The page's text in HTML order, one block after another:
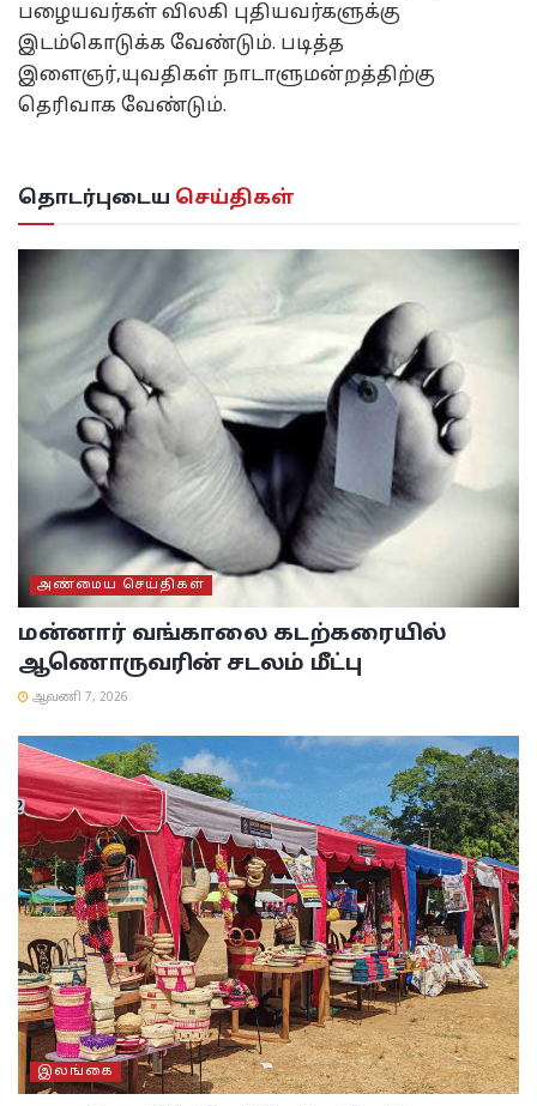
பழையவர்கள் விலகி புதியவர்களுக்கு
இடம்கொடுக்க வேண்டும். படித்த
இளைஞர்,யுவதிகள் நாடாளுமன்றத்திற்கு
தெரிவாக வேண்டும்.
தொடர்புடைய செய்திகள்
அண்மைய செய்திகள்
மன்னார் வங்காலை கடற்கரையில்
ஆணொருவரின் சடலம் மீட்பு
ஆவணி 7, 2026
இலங்கை